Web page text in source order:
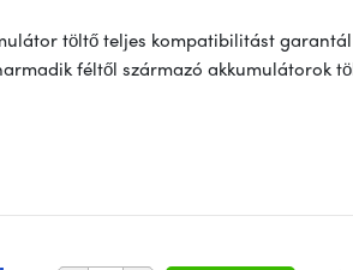
töltő teljes kompatibilitást
féltől származó akkumulátorok